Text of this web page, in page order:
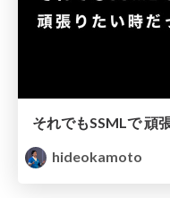
hideokamoto